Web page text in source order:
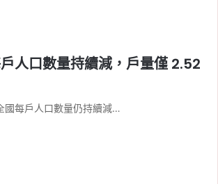
人口數量持續減，戶量僅 2.52
國每戶人口數量仍持續減…